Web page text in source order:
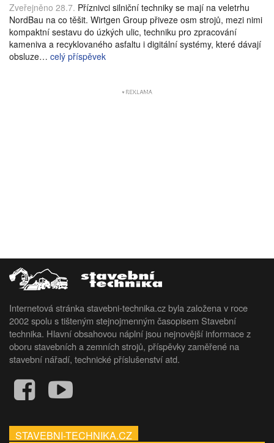
Zveřejněno 28.7. Příznivci silniční techniky se mají na veletrhu
NordBau na co těšit. Wirtgen Group přiveze osm strojů, mezi nimi
kompaktní sestavu do úzkých ulic, techniku pro zpracování
kameniva a recyklovaného asfaltu i digitální systémy, které dávají
obsluze… celý příspěvek
Internetová stránka stavebni-technika.cz byla založena v roce
2002 spolu s tišteným stejnojmenným časopisem Stavební
technika. Hlavní obsahovou náplní jsou nejnovější informace z
oboru stavebních a zemních strojů, příspěvky zaměřené na
stavební nářadí, technické příslušenství atd.
STAVEBNI-TECHNIKA.CZ